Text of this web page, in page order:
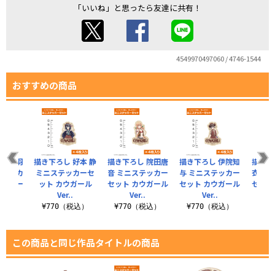
「いいね」と思ったら友達に共有！
4549970497060 / 4746-1544
おすすめの商品
描き下ろし 院田唐
音 ミニステッカー
セット カウガール
Ver..
¥770（税込）
描き下ろし 伊院知
与 ミニステッカー
セット カウガール
Ver..
¥770（税込）
描き
衣 ミ
セッ
園羽
ッカ
ガー
描き下ろし 好本 静
ミニステッカーセ
ット カウガール
Ver..
¥770（税込）
この商品と同じ作品タイトルの商品